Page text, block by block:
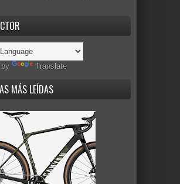
by Translate
MÁS LEÍDAS